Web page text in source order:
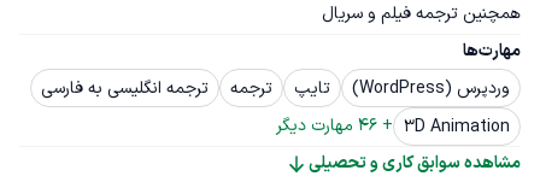
همچنین ترجمه فیلم و سریال
مهارت‌ها
وردپرس (WordPress)
تایپ ترجمه
ترجمه انگلیسی به فارسی
3D Animation
+
46 مهارت دیگر
مشاهده سوابق کاری و تحصیلی